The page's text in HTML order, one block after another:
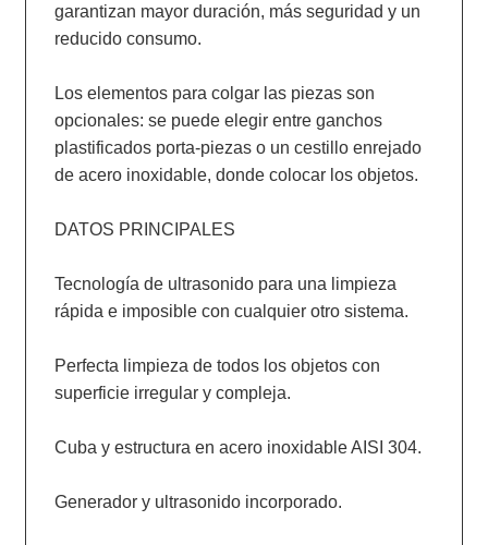
garantizan mayor duración, más seguridad y un
reducido consumo.
Los elementos para colgar las piezas son
opcionales: se puede elegir entre ganchos
plastificados porta-piezas o un cestillo enrejado
de acero inoxidable, donde colocar los objetos.
DATOS PRINCIPALES
Tecnología de ultrasonido para una limpieza
rápida e imposible con cualquier otro sistema.
Perfecta limpieza de todos los objetos con
superficie irregular y compleja.
Cuba y estructura en acero inoxidable AISI 304.
Generador y ultrasonido incorporado.